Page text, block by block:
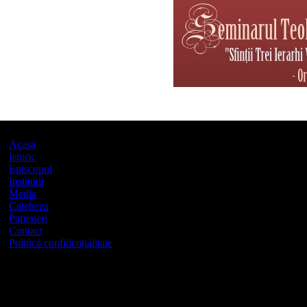
Acasa
Istoric
Episcopul
Institutii
Media
Cateheza
Parteneri
Contact
Politică confidențialitate